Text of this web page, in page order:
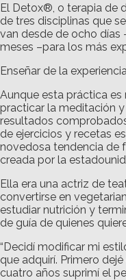
El Detox®, o terapia de
de tres disciplinas que
van desde de ocho días
meses –para los más
Enseñar de la experiencia
Aunque esta práctica es
practicar la meditación
resultados
de ejercicios y recetas
novedosa tendencia de
creada por la
Ella era una actriz de
convertirse en
estudiar nutrición y
de guía de quienes
“Decidí modificar mi
que adquirí. Primero
cuatro años suprimí el